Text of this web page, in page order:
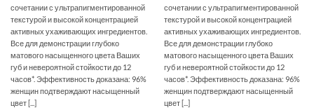
сочетании с ультрапигментированной
текстурой и высокой концентрацией
активных ухаживающих ингредиентов.
Все для демонстрации глубоко
матового насыщенного цвета Ваших
губ и невероятной стойкости до 12
часов*. Эффективность доказана: 96%
женщин подтверждают насыщенный
цвет [...]
сочетании с ультрапигментированной
текстурой и высокой концентрацией
активных ухаживающих ингредиентов.
Все для демонстрации глубоко
матового насыщенного цвета Ваших
губ и невероятной стойкости до 12
часов*. Эффективность доказана: 96%
женщин подтверждают насыщенный
цвет [...]